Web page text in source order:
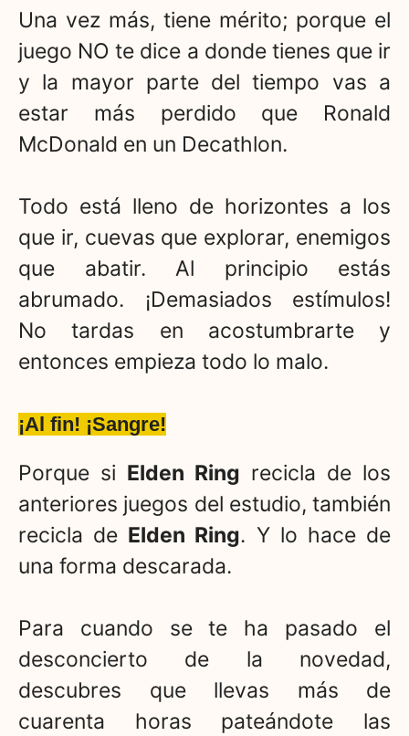
Una vez más, tiene mérito; porque el
juego NO te dice a donde tienes que ir
y la mayor parte del tiempo vas a
estar más perdido que Ronald
McDonald en un Decathlon.
Todo está lleno de horizontes a los
que ir, cuevas que explorar, enemigos
que abatir. Al principio estás
abrumado. ¡Demasiados estímulos!
No tardas en acostumbrarte y
entonces empieza todo lo malo.
¡Al fin! ¡Sangre!
Porque si Elden Ring recicla de los
anteriores juegos del estudio, también
recicla de Elden Ring. Y lo hace de
una forma descarada.
Para cuando se te ha pasado el
desconcierto de la novedad,
descubres que llevas más de
cuarenta horas pateándote las